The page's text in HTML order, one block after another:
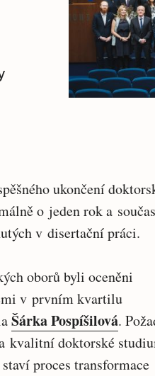
ukončení
o jeden rok a
v disertační práci.
oborů byli oceněni
v prvním kvartilu
Šárka Pospíšilová.
kvalitní doktorské
proces transformace